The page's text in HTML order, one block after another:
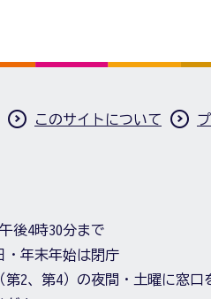
このサイトについて
後4時30分まで
・年末年始は閉庁
2、第4）の夜間・土曜に窓口